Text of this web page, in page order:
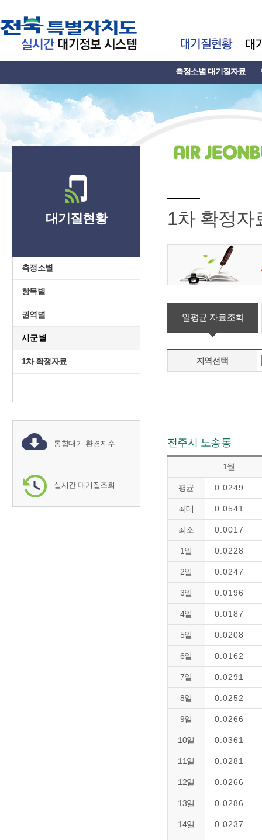
측정소별 대기질자료
대기질현황
측정소별
항목별
권역별
시군별
1차 확정자료
통합대기 환경지수
실시간 대기질조회
1차 확정자
일평균 자료조회
지역선택
전주시 노송동
1월
평균 0.0249
최대 0.0541
최소 0.0017
1일 0.0228
2일 0.0247
3일 0.0196
4일 0.0187
5일 0.0208
6일 0.0162
7일 0.0291
8일 0.0252
9일 0.0266
10일 0.0361
11일 0.0281
12일 0.0266
13일 0.0286
14일 0.0237